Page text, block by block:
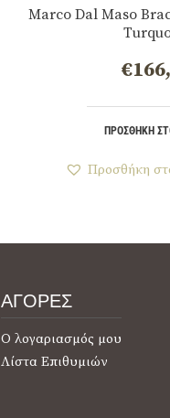
Marco Dal Maso
€
ΠΡΟΣΘΉΚΗ
Προσθήκη
ΑΓΟΡΕΣ
Ο λογαριασμός μου
Λίστα Επιθυμιών